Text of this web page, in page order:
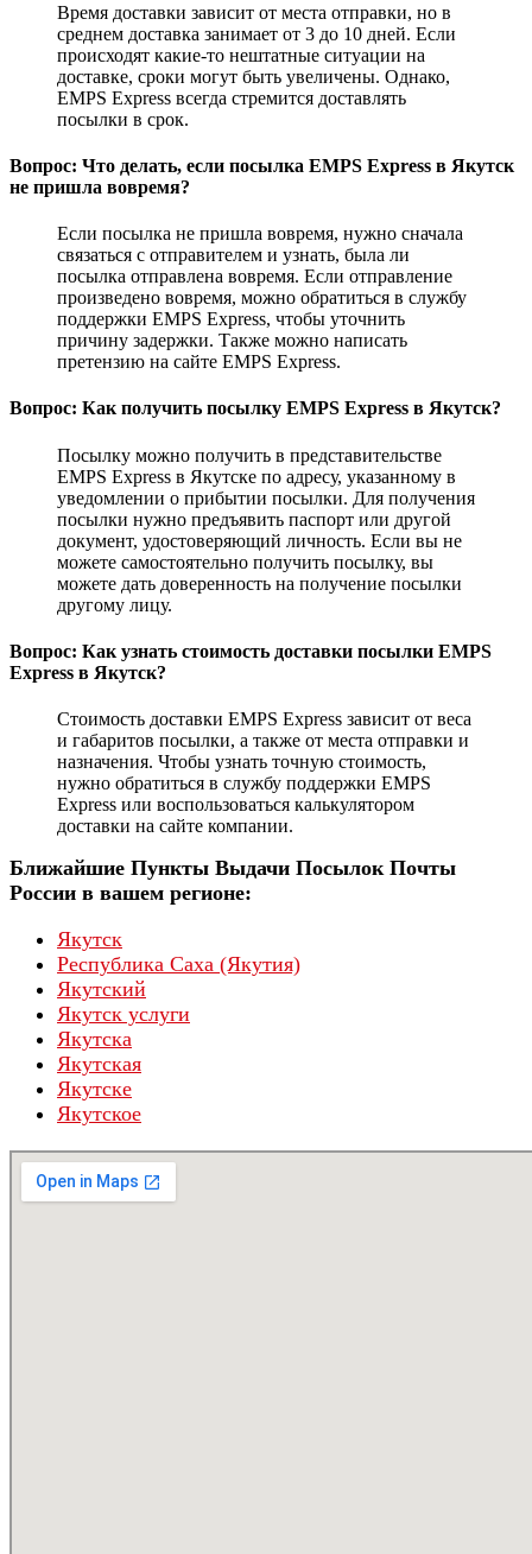
Время доставки зависит от места отправки, но в
среднем доставка занимает от 3 до 10 дней. Если
происходят какие-то нештатные ситуации на
доставке, сроки могут быть увеличены. Однако,
EMPS Express всегда стремится доставлять
посылки в срок.
Вопрос: Что делать, если посылка EMPS Express в Якутск
не пришла вовремя?
Если посылка не пришла вовремя, нужно сначала
связаться с отправителем и узнать, была ли
посылка отправлена вовремя. Если отправление
произведено вовремя, можно обратиться в службу
поддержки EMPS Express, чтобы уточнить
причину задержки. Также можно написать
претензию на сайте EMPS Express.
Вопрос: Как получить посылку EMPS Express в Якутск?
Посылку можно получить в представительстве
EMPS Express в Якутске по адресу, указанному в
уведомлении о прибытии посылки. Для получения
посылки нужно предъявить паспорт или другой
документ, удостоверяющий личность. Если вы не
можете самостоятельно получить посылку, вы
можете дать доверенность на получение посылки
другому лицу.
Вопрос: Как узнать стоимость доставки посылки EMPS
Express в Якутск?
Стоимость доставки EMPS Express зависит от веса
и габаритов посылки, а также от места отправки и
назначения. Чтобы узнать точную стоимость,
нужно обратиться в службу поддержки EMPS
Express или воспользоваться калькулятором
доставки на сайте компании.
Ближайшие Пункты Выдачи Посылок Почты
России в вашем регионе:
Якутск
Республика Саха (Якутия)
Якутский
Якутск услуги
Якутска
Якутская
Якутске
Якутское